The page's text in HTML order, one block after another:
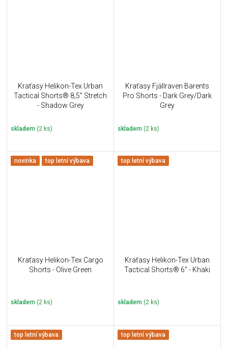
Kraťasy Helikon-Tex Urban
Tactical Shorts® 8,5" Stretch
- Shadow Grey
skladem (2 ks)
Kraťasy Fjällraven Barents
Pro Shorts - Dark Grey/Dark
Grey
skladem (2 ks)
novinka top letní výbava
Kraťasy Helikon-Tex Cargo
Shorts - Olive Green
skladem (2 ks)
top letní výbava
Kraťasy Helikon-Tex Urban
Tactical Shorts® 6" - Khaki
skladem (2 ks)
top letní výbava top letní výbava